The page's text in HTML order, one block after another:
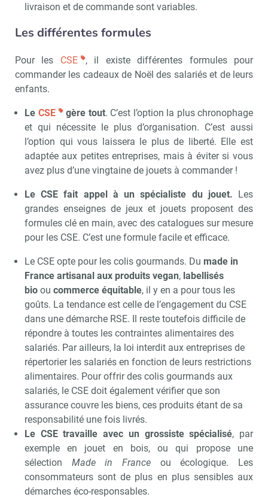
livraison et de commande sont variables.
Les différentes formules
Pour les CSE
, il existe différentes formules pour
commander les cadeaux de Noël des salariés et de leurs
enfants.
Le CSE gère tout. C’est l’option la plus chronophage
et qui nécessite le plus d’organisation. C’est aussi
l’option qui vous laissera le plus de liberté. Elle est
adaptée aux petites entreprises, mais à éviter si vous
avez plus d’une vingtaine de jouets à commander !
Le CSE fait appel à un spécialiste du jouet. Les
grandes enseignes de jeux et jouets proposent des
formules clé en main, avec des catalogues sur mesure
pour les CSE. C’est une formule facile et efficace.
Le CSE opte pour les colis gourmands. Du made in
France artisanal aux produits vegan, labellisés
bioou commerce équitable, il y en a pour tous les
goûts. La tendance est celle de l’engagement du CSE
dans une démarche RSE. Il reste toutefois difficile de
répondre à toutes les contraintes alimentaires des
salariés. Par ailleurs, la loi interdit aux entreprises de
répertorier les salariés en fonction de leurs restrictions
alimentaires. Pour offrir des colis gourmands aux
salariés, le CSE doit également vérifier que son
assurance couvre les biens, ces produits étant de sa
responsabilité une fois livrés.
Le CSE travaille avec un grossiste spécialisé, par
exemple en jouet en bois, ou qui propose une
sélection Made in France ou écologique. Les
consommateurs sont de plus en plus sensibles aux
démarches éco-responsables.